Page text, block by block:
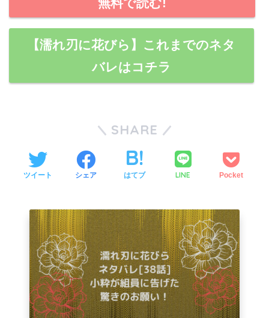
【濡れ刃に花びら】これまでのネタ
バレはコチラ
SHARE
ツイート シェア はてブ LINE Pocket